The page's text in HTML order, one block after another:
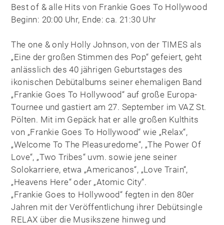
Best of & alle Hits von Frankie Goes To Hollywood
Beginn: 20:00 Uhr, Ende: ca. 21:30 Uhr
The one & only Holly Johnson, von der TIMES als
„Eine der großen Stimmen des Pop“ gefeiert, geht
anlässlich des 40 jährigen Geburtstages des
ikonischen Debütalbums seiner ehemaligen Band
„Frankie Goes To Hollywood“ auf große Europa-
Tournee und gastiert am 27. September im VAZ St.
Pölten. Mit im Gepäck hat er alle großen Kulthits
von „Frankie Goes To Hollywood“ wie „Relax“,
„Welcome To The Pleasuredome“, „The Power Of
Love“, „Two Tribes“ uvm. sowie jene seiner
Solokarriere, etwa „Americanos“, „Love Train“,
„Heavens Here“ oder „Atomic City“.
„Frankie Goes to Hollywood“ fegten in den 80er
Jahren mit der Veröffentlichung ihrer Debütsingle
RELAX über die Musikszene hinweg und